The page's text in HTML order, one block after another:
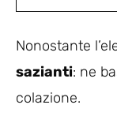
Nonostante
sazianti: ne
colazione.